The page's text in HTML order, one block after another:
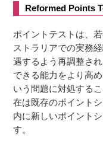
Reformed Points
ポイントテストは、
ストラリアでの実務
遇するよう再調整さ
できる能力をより高
いう問題に対処する
在は既存のポイント
内に新しいポイント
す。